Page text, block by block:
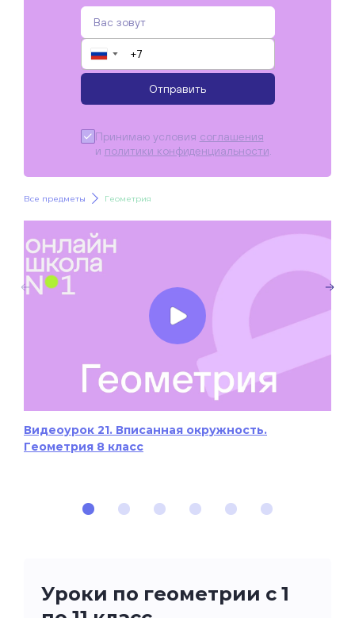
▼
Отправить
Принимаю условия соглашения
и политики конфиденциальности
Все предметы Геометрия
Видеоурок 21. Вписанная окружность.
Геометрия 8 класс
Уроки по геометрии с 1